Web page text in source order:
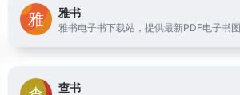
雅书
查书